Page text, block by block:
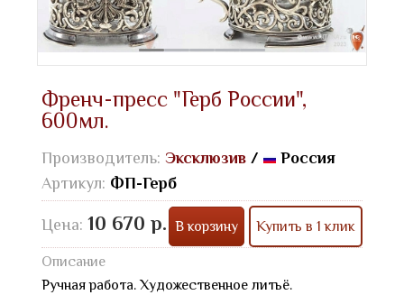
Френч-пресс "Герб России",
600мл.
Производитель: Эксклюзив /
Россия
Артикул: ФП-Герб
Цена: 10 670 р. В корзину Купить в 1 клик
Описание
Ручная работа. Художественное литьё.